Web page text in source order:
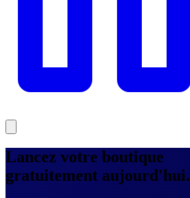
Lancez votre boutique
gratuitement aujourd'hui.